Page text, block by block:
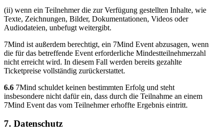
(ii) wenn ein Teilnehmer die zur Verfügung gestellten Inhalte, wie
Texte, Zeichnungen, Bilder, Dokumentationen, Videos oder
Audiodateien, unbefugt weitergibt.
7Mind ist außerdem berechtigt, ein 7Mind Event abzusagen, wenn
die für das betreffende Event erforderliche Mindestteilnehmerzahl
nicht erreicht wird. In diesem Fall werden bereits gezahlte
Ticketpreise vollständig zurückerstattet.
6.6 7Mind schuldet keinen bestimmten Erfolg und steht
insbesondere nicht dafür ein, dass durch die Teilnahme an einem
7Mind Event das vom Teilnehmer erhoffte Ergebnis eintritt.
7. Datenschutz